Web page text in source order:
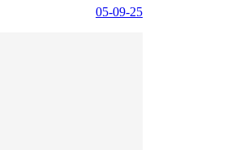
05-09-25